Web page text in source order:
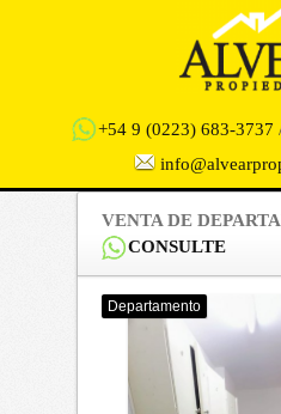
+54 9 (0223) 683-3737
VENTA DE
CONSULTE
Departamento